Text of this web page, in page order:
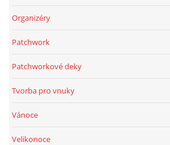
Organizéry
Patchwork
Patchworkové deky
Tvorba pro vnuky
Vánoce
Velikonoce